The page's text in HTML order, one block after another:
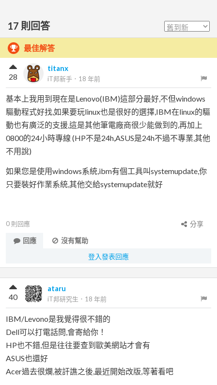
17 則回答
最佳解答
titanx
iT邦新手 ． 18 年前
28
基本上我用到現在是Lenovo(IBM)這部分最好,不但windows
驅動程式好找,如果要玩linux也是很好的選擇,IBM在linux的驅
動也有廣泛的支援,這是其他筆電廠商很少能做到的,再加上
0800的24小時專線 (HP不是24h,ASUS是24h不過不專業,其他
不用說)
如果您是使用windows系統,ibm有個工具叫systemupdate,你
只要裝好作業系統,其他交給systemupdate就好
0 則回應
分享
回應
沒有幫助
登入發表回應
ataru
iT邦研究生 ． 18 年前
40
IBM/Levono是我覺得很不錯的
Dell可以打電話問,會寄給你！
HP也不錯,但是往往要查到歐美網站才會有
ASUS也還好
Acer過去很爛,被訐譙之後,最近開始改版,等著看吧